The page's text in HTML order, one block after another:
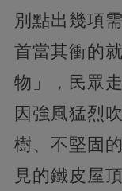
別點出幾項
首當其衝的
物」，民眾
因強風猛烈
樹、不堅固
見的鐵皮屋